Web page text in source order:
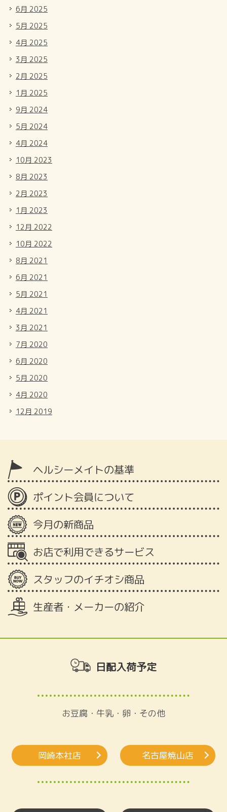
6月 2025
5月 2025
4月 2025
3月 2025
2月 2025
1月 2025
9月 2024
5月 2024
4月 2024
10月 2023
8月 2023
2月 2023
1月 2023
12月 2022
10月 2022
8月 2021
6月 2021
5月 2021
4月 2021
3月 2021
7月 2020
6月 2020
5月 2020
4月 2020
12月 2019
ヘルシーメイトの基準
ポイント会員について
今月の新商品
お店で利用できるサービス
スタッフのイチオシ商品
生産者・メーカーの紹介
日配入荷予定
お豆腐・牛乳・卵・その他
岡崎本社店 名古屋焼山店